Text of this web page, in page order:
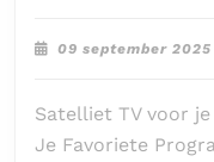
09 september 2025
Satelliet TV voor
Je Favoriete